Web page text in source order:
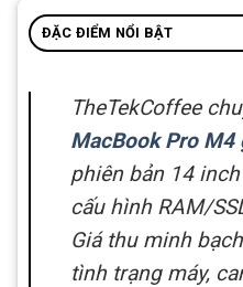
ĐẶC ĐIỂM NỔI BẬT
TheTekCoffee
MacBook Pro M4
phiên bản 14
cấu hình RAM/
Giá thu minh
tình trạng máy,